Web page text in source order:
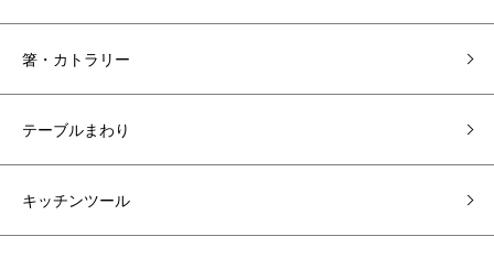
箸・カトラリー
テーブルまわり
キッチンツール